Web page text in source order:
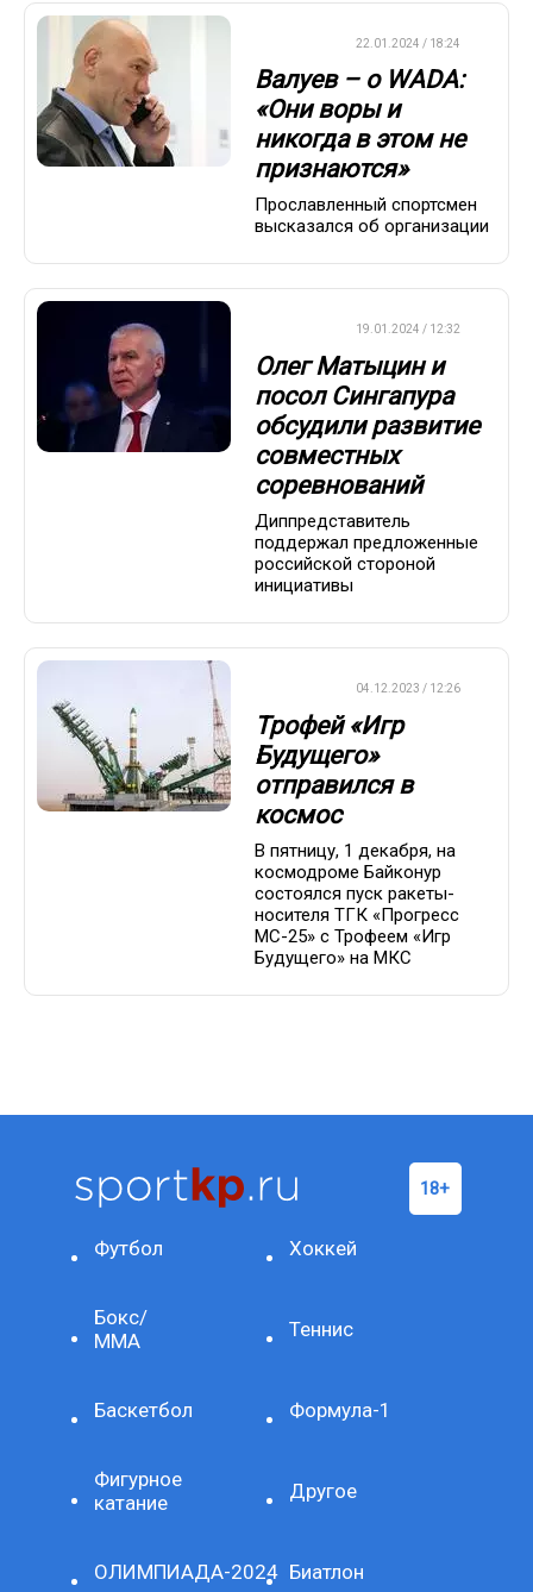
22.01.2024 / 18:24
Валуев – о WADA:
«Они воры и
никогда в этом не
признаются»
Прославленный спортсмен
высказался об организации
19.01.2024 / 12:32
Олег Матыцин и
посол Сингапура
обсудили развитие
совместных
соревнований
Диппредставитель
поддержал предложенные
российской стороной
инициативы
04.12.2023 / 12:26
Трофей «Игр
Будущего»
отправился в
космос
В пятницу, 1 декабря, на
космодроме Байконур
состоялся пуск ракеты-
носителя ТГК «Прогресс
МС-25» с Трофеем «Игр
Будущего» на МКС
Футбол Хоккей
Бокс/
ММА
Теннис
Баскетбол Формула-1
Фигурное
катание
Другое
ОЛИМПИАДА-2024 Биатлон